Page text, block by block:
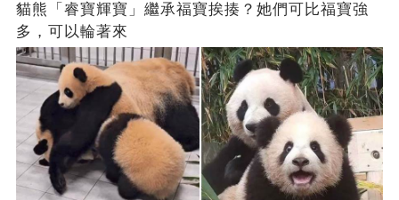
貓熊「睿寶輝寶」繼承福寶挨揍？她們可比福寶強
多，可以輪著來